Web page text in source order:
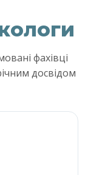
фахівці
досвідом